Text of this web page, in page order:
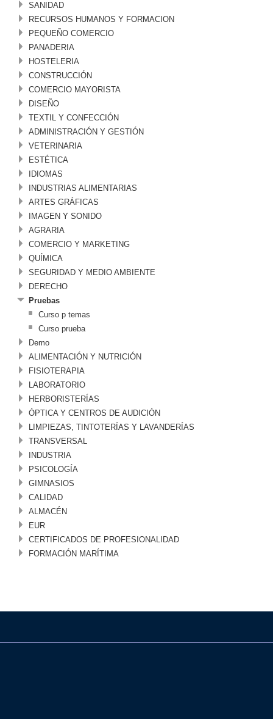
SANIDAD
RECURSOS HUMANOS Y FORMACION
PEQUEÑO COMERCIO
PANADERIA
HOSTELERIA
CONSTRUCCIÓN
COMERCIO MAYORISTA
DISEÑO
TEXTIL Y CONFECCIÓN
ADMINISTRACIÓN Y GESTIÓN
VETERINARIA
ESTÉTICA
IDIOMAS
INDUSTRIAS ALIMENTARIAS
ARTES GRÁFICAS
IMAGEN Y SONIDO
AGRARIA
COMERCIO Y MARKETING
QUÍMICA
SEGURIDAD Y MEDIO AMBIENTE
DERECHO
Pruebas
Curso p temas
Curso prueba
Demo
ALIMENTACIÓN Y NUTRICIÓN
FISIOTERAPIA
LABORATORIO
HERBORISTERÍAS
ÓPTICA Y CENTROS DE AUDICIÓN
LIMPIEZAS, TINTOTERÍAS Y LAVANDERÍAS
TRANSVERSAL
INDUSTRIA
PSICOLOGÍA
GIMNASIOS
CALIDAD
ALMACÉN
EUR
CERTIFICADOS DE PROFESIONALIDAD
FORMACIÓN MARÍTIMA